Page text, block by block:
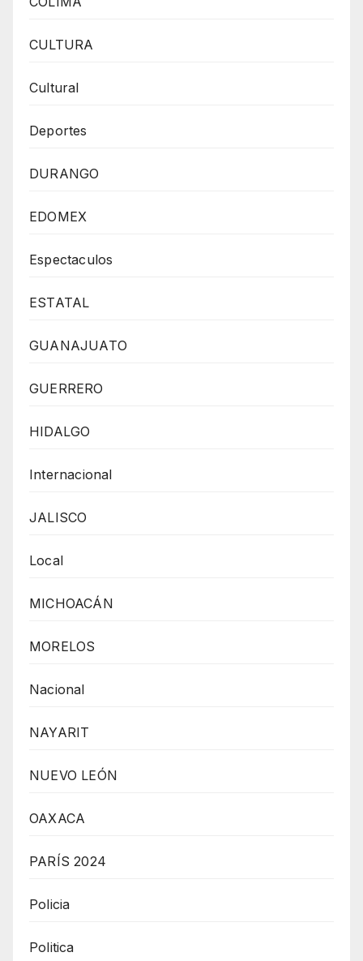
CULTURA
Cultural
Deportes
DURANGO
EDOMEX
Espectaculos
ESTATAL
GUANAJUATO
GUERRERO
HIDALGO
Internacional
JALISCO
Local
MICHOACÁN
MORELOS
Nacional
NAYARIT
NUEVO LEÓN
OAXACA
PARÍS 2024
Policia
Politica